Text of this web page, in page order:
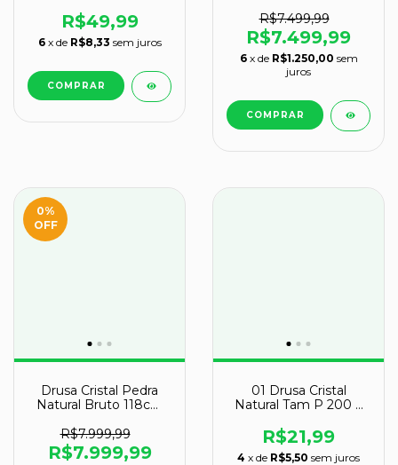
R$49,99
6 x de R$8,33 sem juros
R$7.499,99
R$7.499,99
6 x de R$1.250,00 sem
juros
0%
OFF
Drusa Cristal Pedra
Natural Bruto 118cm
R$7.999,99
R$7.999,99
01 Drusa Cristal
Natural Tam P 200 a
R$21,99
4 x de R$5,50 sem juros